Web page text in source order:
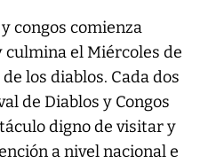
congos comienza
culmina el Miércoles de
de los diablos. Cada dos
de Diablos y Congos
digno de visitar y
a nivel nacional e